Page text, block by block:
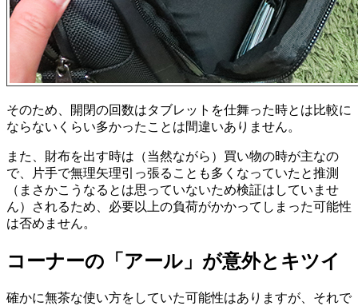
そのため、開閉の回数はタブレットを仕舞った時とは比較に
ならないくらい多かったことは間違いありません。
また、財布を出す時は（当然ながら）買い物の時が主なの
で、片手で無理矢理引っ張ることも多くなっていたと推測
（まさかこうなるとは思っていないため検証はしていませ
ん）されるため、必要以上の負荷がかかってしまった可能性
は否めません。
コーナーの「アール」が意外とキツイ
確かに無茶な使い方をしていた可能性はありますが、それで